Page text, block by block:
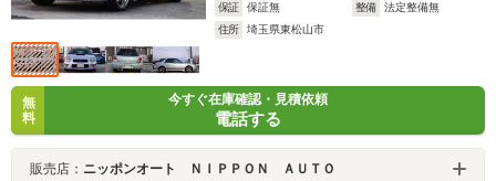
保証
保証無 整備
法定整備無
住所
埼玉県東松山市
無
料
今すぐ在庫確認・見積依頼
電話する
販売店： ニッポンオート ＮＩＰＰＯＮ ＡＵＴＯ